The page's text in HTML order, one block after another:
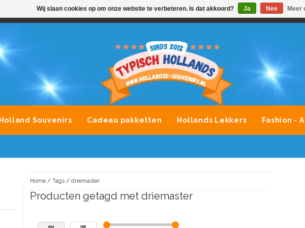
AVONDLEVERING MOGELIJK ALLE MERKEN SOUVENIRS
Holland Souvenirs Cadeau pakketten Hollands Lekkers Fashion -
Home/ Tags/ driemaster
Producten getagd met driemaster
Wij slaan cookies op om onze website te verbeteren. Is dat akkoord? Ja Nee Meer